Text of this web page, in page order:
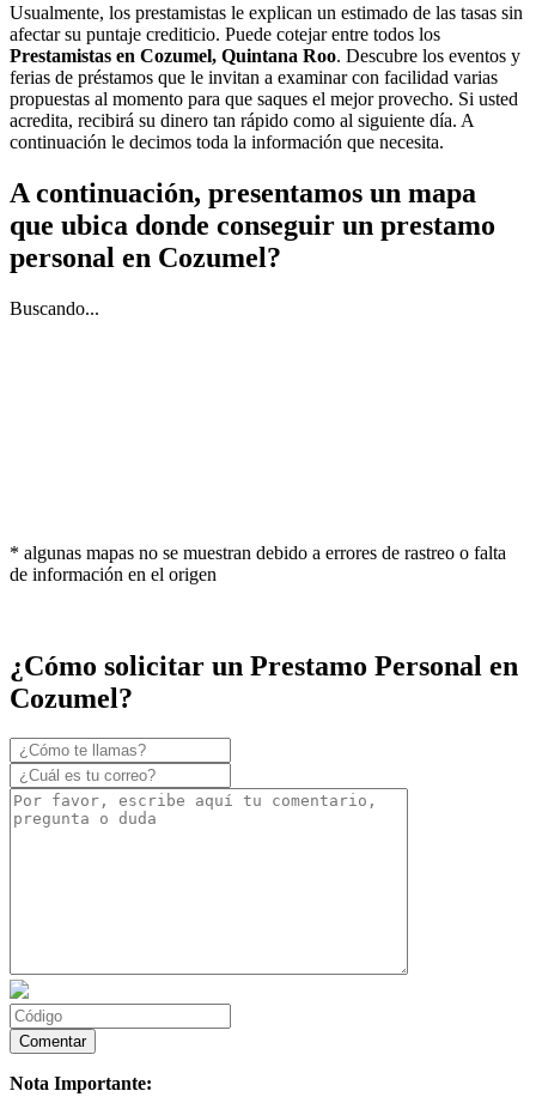
Usualmente, los prestamistas le explican un estimado de las tasas sin
afectar su puntaje crediticio. Puede cotejar entre todos los
Prestamistas en Cozumel, Quintana Roo. Descubre los eventos y
ferias de préstamos que le invitan a examinar con facilidad varias
propuestas al momento para que saques el mejor provecho. Si usted
acredita, recibirá su dinero tan rápido como al siguiente día. A
continuación le decimos toda la información que necesita.
A continuación, presentamos un mapa
que ubica donde conseguir un prestamo
personal en Cozumel?
Buscando...
* algunas mapas no se muestran debido a errores de rastreo o falta
de información en el origen
¿Cómo solicitar un Prestamo Personal en
Cozumel?
Nota Importante: